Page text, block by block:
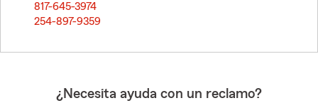
817-645-3974
254-897-9359
¿Necesita ayuda con un reclamo?